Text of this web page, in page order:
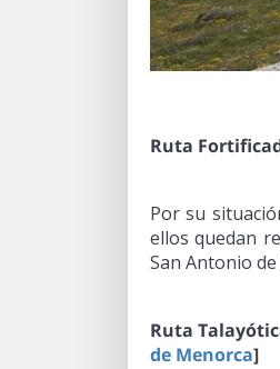
Ruta
Por su
ellos quedan
San Antonio
Ruta
de Menorca]